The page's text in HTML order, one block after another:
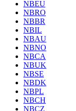
NBEU
NBRO
NBBR
NBIL
NBAU
NBNO
NBCA
NBUK
NBSE
NBDK
NBPL
NBCH
NBCZ